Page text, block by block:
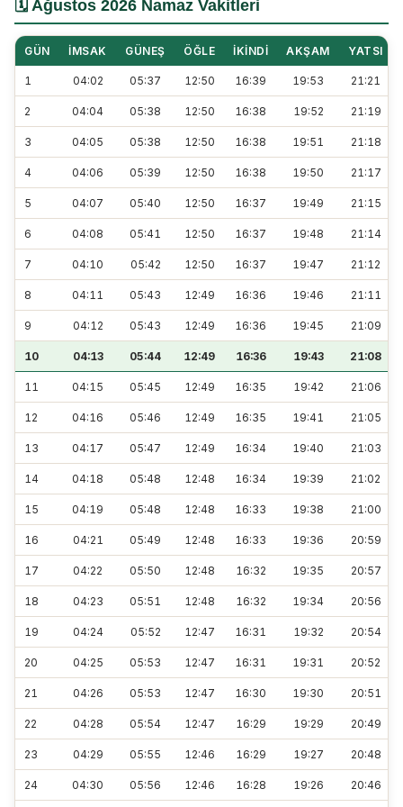
🗓️ Ağustos 2026 Namaz Vakitleri
GÜN İMSAK GÜNEŞ ÖĞLE İKINDI AKŞAM YATSI
1 04:02 05:37 12:50 16:39 19:53 21:21
2 04:04 05:38 12:50 16:38 19:52 21:19
3 04:05 05:38 12:50 16:38 19:51 21:18
4 04:06 05:39 12:50 16:38 19:50 21:17
5 04:07 05:40 12:50 16:37 19:49 21:15
6 04:08 05:41 12:50 16:37 19:48 21:14
7 04:10 05:42 12:50 16:37 19:47 21:12
8 04:11 05:43 12:49 16:36 19:46 21:11
9 04:12 05:43 12:49 16:36 19:45 21:09
10 04:13 05:44 12:49 16:36 19:43 21:08
11 04:15 05:45 12:49 16:35 19:42 21:06
12 04:16 05:46 12:49 16:35 19:41 21:05
13 04:17 05:47 12:49 16:34 19:40 21:03
14 04:18 05:48 12:48 16:34 19:39 21:02
15 04:19 05:48 12:48 16:33 19:38 21:00
16 04:21 05:49 12:48 16:33 19:36 20:59
17 04:22 05:50 12:48 16:32 19:35 20:57
18 04:23 05:51 12:48 16:32 19:34 20:56
19 04:24 05:52 12:47 16:31 19:32 20:54
20 04:25 05:53 12:47 16:31 19:31 20:52
21 04:26 05:53 12:47 16:30 19:30 20:51
22 04:28 05:54 12:47 16:29 19:29 20:49
23 04:29 05:55 12:46 16:29 19:27 20:48
24 04:30 05:56 12:46 16:28 19:26 20:46